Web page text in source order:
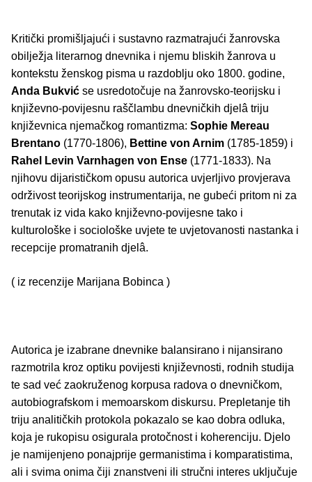
Kritički promišljajući i sustavno razmatrajući žanrovska
obilježja literarnog dnevnika i njemu bliskih žanrova u
kontekstu ženskog pisma u razdoblju oko 1800. godine,
Anda Bukvić se usredotočuje na žanrovsko-teorijsku i
književno-povijesnu raščlambu dnevničkih djelâ triju
književnica njemačkog romantizma: Sophie Mereau
Brentano (1770-1806), Bettine von Arnim (1785-1859) i
Rahel Levin Varnhagen von Ense (1771-1833). Na
njihovu dijarističkom opusu autorica uvjerljivo provjerava
održivost teorijskog instrumentarija, ne gubeći pritom ni za
trenutak iz vida kako književno-povijesne tako i
kulturološke i sociološke uvjete te uvjetovanosti nastanka i
recepcije promatranih djelâ.
( iz recenzije Marijana Bobinca )
Autorica je izabrane dnevnike balansirano i nijansirano
razmotrila kroz optiku povijesti književnosti, rodnih studija
te sad već zaokruženog korpusa radova o dnevničkom,
autobiografskom i memoarskom diskursu. Prepletanje tih
triju analitičkih protokola pokazalo se kao dobra odluka,
koja je rukopisu osigurala protočnost i koherenciju. Djelo
je namijenjeno ponajprije germanistima i komparatistima,
ali i svima onima čiji znanstveni ili stručni interes uključuje